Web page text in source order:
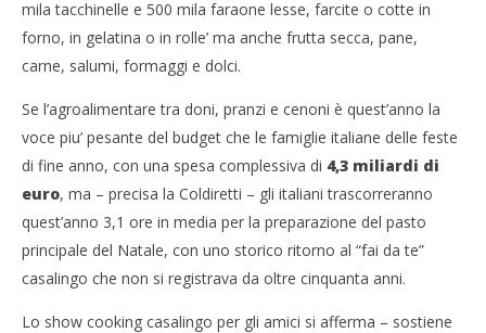
mila tacchinelle e 500 mila faraone lesse, farcite o cotte in
forno, in gelatina o in rolle’ ma anche frutta secca, pane,
carne, salumi, formaggi e dolci.
Se l’agroalimentare tra doni, pranzi e cenoni è quest’anno la
voce piu’ pesante del budget che le famiglie italiane delle feste
di fine anno, con una spesa complessiva di 4,3 miliardi di
euro, ma – precisa la Coldiretti – gli italiani trascorreranno
quest’anno 3,1 ore in media per la preparazione del pasto
principale del Natale, con uno storico ritorno al “fai da te”
casalingo che non si registrava da oltre cinquanta anni.
Lo show cooking casalingo per gli amici si afferma – sostiene